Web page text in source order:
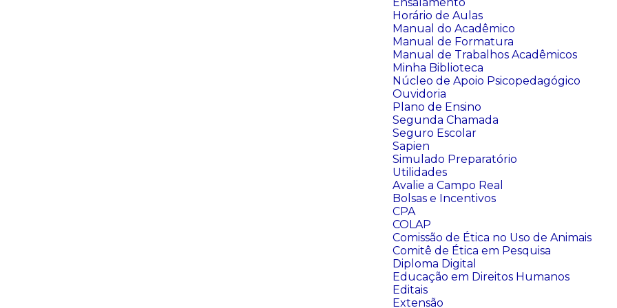
Horário de Aulas
Manual do Acadêmico
Manual de Formatura
Manual de Trabalhos Acadêmicos
Minha Biblioteca
Núcleo de Apoio Psicopedagógico
Ouvidoria
Plano de Ensino
Segunda Chamada
Seguro Escolar
Sapien
Simulado Preparatório
Utilidades
Avalie a Campo Real
Bolsas e Incentivos
CPA
COLAP
Comissão de Ética no Uso de Animais
Comitê de Ética em Pesquisa
Diploma Digital
Educação em Direitos Humanos
Editais
Extensão